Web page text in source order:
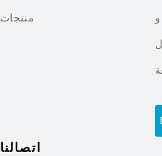
منتجات
اتصالنا